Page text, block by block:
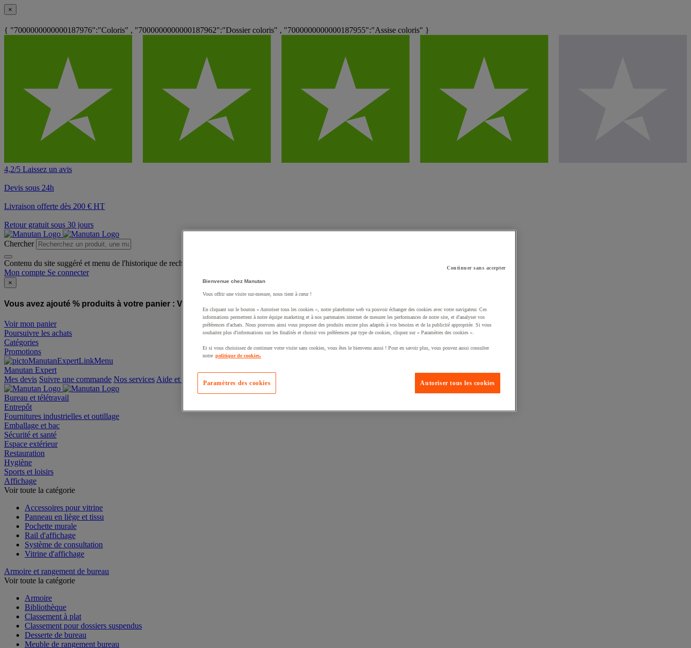
×
{ "7000000000000187976":"Coloris" , "7000000000000187962":"Dossier coloris" , "7000000000000187955":"Assise coloris" }
4,2/5 Laissez un avis
Devis sous 24h
Livraison offerte dès 200 € HT
Retour gratuit sous 30 jours
Chercher
Contenu du site suggéré et menu de l'historique de recherche
Mon compte Se connecter
×
Vous avez ajouté % produits à votre panier : Vous avez ajouté un produit à votre panier :
Voir mon panier
Poursuivre les achats
Catégories
Promotions
Manutan Expert
offre reconditionnée
Mes devis Suivre une commande Nos services Aide et contact
Bureau et télétravail
Entrepôt
Fournitures industrielles et outillage
Emballage et bac
Sécurité et santé
Espace extérieur
Restauration
Hygiène
Sports et loisirs
Affichage
Accessoires pour vitrine
Panneau en liège et tissu
Pochette murale
Rail d'affichage
Système de consultation
Armoire et rangement de bureau
Armoire
Bibliothèque
Classement à plat
Classement pour dossiers suspendus
Desserte de bureau
Continuer sans accepter
Bienvenue chez Manutan
Vous offrir une visite sur-mesure, nous tient à cœur !
En cliquant sur le bouton « Autoriser tous les cookies », notre plateforme web va pouvoir échanger des cookies avec votre navigateur. Ces
informations permettent à notre équipe marketing et à nos partenaires internet de mesurer les performances de notre site, et d'analyser vos
préférences d'achats. Nous pouvons ainsi vous proposer des produits encore plus adaptés à vos besoins et de la publicité appropriée. Si vous
souhaitez plus d'informations sur les finalités et choisir vos préférences par type de cookies, cliquez sur « Paramètres des cookies ».
Et si vous choisissez de continuer votre visite sans cookies, vous êtes le bienvenu aussi ! Pour en savoir plus, vous pouvez aussi consulter
notre politique de cookies.
Autoriser tous les cookies
Paramètres des cookies